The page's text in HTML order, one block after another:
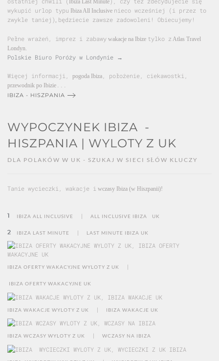
Ibiza Last Minute
wykupić urlop typu Ibiza All Inclusive nieco wcześniej (i przez to
zwykle taniej) , będziecie zawsze zadowoleni! Obiecujemy!
Pełne wrażeń, imprez i zabawy wakacje na Ibize tylko z Atlas Travel
Londyn.
Polskie Biuro Poróży w Londynie →
Więcej informacji, pogoda Ibiza , położenie, ciekawostki,
przewodnik po Ibizie
IBIZA - HISZPANIA
WYPOCZYNEK IBIZA -
HISZPANIA | WYLOTY Z UK
DLA POLAKÓW W UK - SZUKAJ W SIECI SŁÓW KLUCZY
Tanie wycieczki, wakacje i wczasy Ibiza (w Hiszpanii)!
IBIZA ALL INCLUSIVE | ALL INCLUSIVE IBIZA UK
IBIZA LAST MINUTE | LAST MINUTE IBIZA UK
IBIZA OFERTY WAKACYJNE WYLOTY Z UK |
IBIZA OFERTY WAKACYJNE UK
IBIZA WAKACJE WYLOTY Z UK | IBIZA WAKACJE UK
IBIZA WCZASY WYLOTY Z UK | WCZASY NA IBIZA